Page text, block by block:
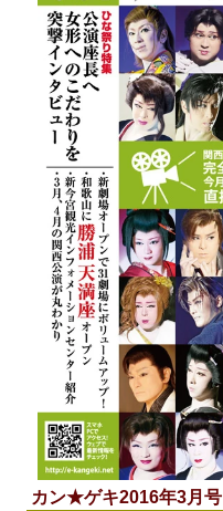
カン★ゲキ2016年3月号